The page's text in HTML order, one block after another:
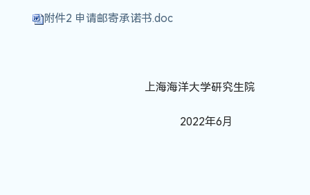
附件2 申请邮寄承诺书.doc
上海海洋大学研究生院
2022年6月